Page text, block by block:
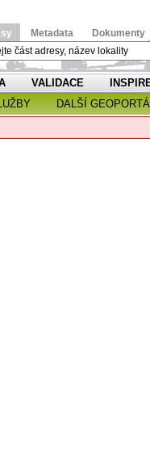
Metadata Dokumenty
VALIDACE
DALŠÍ